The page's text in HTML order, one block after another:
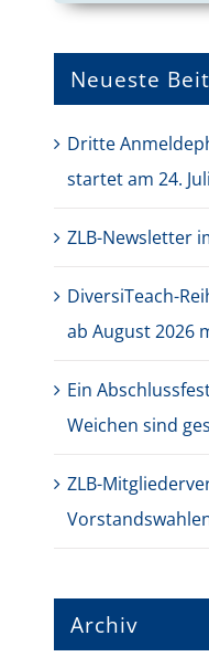
Neueste
Dritte
startet am 24.
ZLB-Newsletter
DiversiTeach-
ab August 2026
Ein
Weichen sind
ZLB-
Archiv